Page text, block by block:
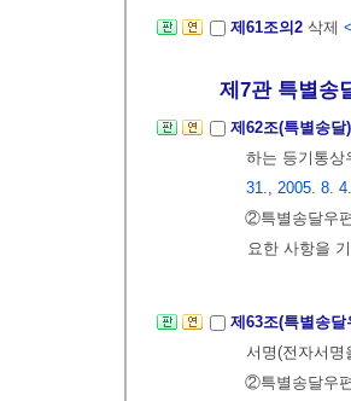
제61조의2 삭제
제7관 특별송
제62조(특별송
하는 등기통
31., 2005. 8.
②특별송달우
요한 사항을
제63조(특별송
서명(전자서
②특별송달우